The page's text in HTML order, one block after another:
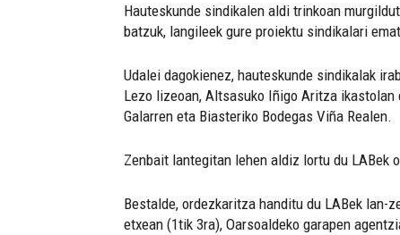
Hauteskunde sindikalen aldi trinkoan
batzuk, langileek gure proiektu sindikalari
Udalei dagokienez, hauteskunde sindikalak
Lezo lizeoan, Altsasuko Iñigo Aritza
Galarren eta Biasteriko Bodegas Viña Realen.
Zenbait lantegitan lehen aldiz lortu du LABek
Bestalde, ordezkaritza handitu du LABek lan-
etxean (1tik 3ra), Oarsoaldeko garapen